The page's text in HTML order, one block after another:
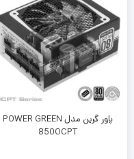
پاور گرین مدل POWER GREEN
850OCPT